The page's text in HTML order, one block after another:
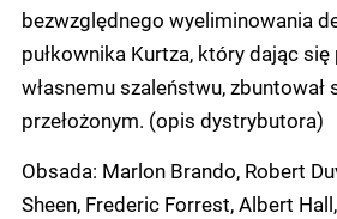
bezwzględnego wyeliminowania
pułkownika Kurtza, który dając
własnemu szaleństwu, zbuntował
przełożonym. (opis dystrybutora)
Obsada: Marlon Brando, Robert
Sheen, Frederic Forrest, Albert